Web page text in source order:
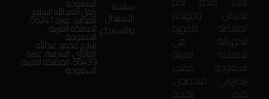
الحركان: وجهتكم
المفضّلة للأجهزة
الكهربائية في
المملكة العربية
السعودية. كمتجر
إلكتروني متخصص،
نفخر بتقديم
سياسة
الأستبدال
والأسترجاع
زامل العبدالله السليم،
الفيضة، عنيزة 56241،
المملكة العربية
السعودية
شارع محمد عبدالله
القاضي، الشرقية، عنيزة
56439، المملكة العربية
السعودية